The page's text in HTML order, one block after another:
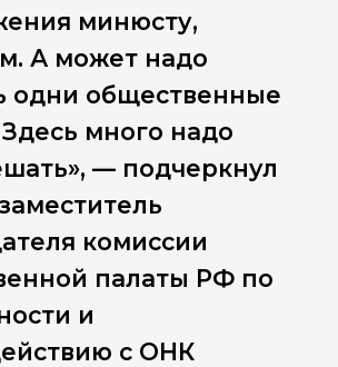
минюсту,
А может надо
одни общественные
много надо
— подчеркнул
комиссии
палаты РФ по
и
с ОНК